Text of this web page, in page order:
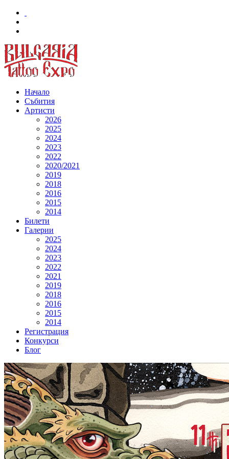
Начало
Събития
Артисти
2026
2025
2024
2023
2022
2020/2021
2019
2018
2016
2015
2014
Билети
Галерии
2025
2024
2023
2022
2021
2019
2018
2016
2015
2014
Регистрация
Конкурси
Блог